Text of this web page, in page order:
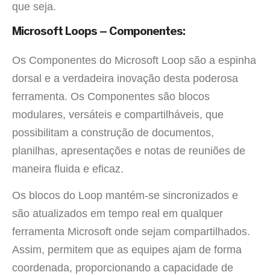
que seja.
Microsoft Loops – Componentes:
Os Componentes do Microsoft Loop são a espinha
dorsal e a verdadeira inovação desta poderosa
ferramenta. Os Componentes são blocos
modulares, versáteis e compartilháveis, que
possibilitam a construção de documentos,
planilhas, apresentações e notas de reuniões de
maneira fluida e eficaz.
Os blocos do Loop mantém-se sincronizados e
são atualizados em tempo real em qualquer
ferramenta Microsoft onde sejam compartilhados.
Assim, permitem que as equipes ajam de forma
coordenada, proporcionando a capacidade de